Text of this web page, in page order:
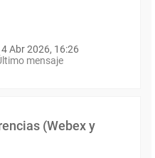
Abr 2026, 16:26
mensaje
(Webex y